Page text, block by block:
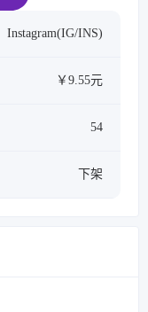
Instagram(IG/INS)
￥9.55元
54
下架